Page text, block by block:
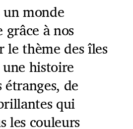
monde
à nos
le thème des îles
histoire
de
qui
les couleurs